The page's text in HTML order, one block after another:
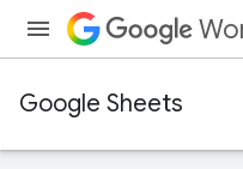
Google Sheets